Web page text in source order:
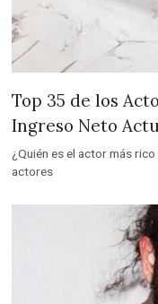
Top 35 de los
Ingreso Neto
¿Quién es el actor más
actores